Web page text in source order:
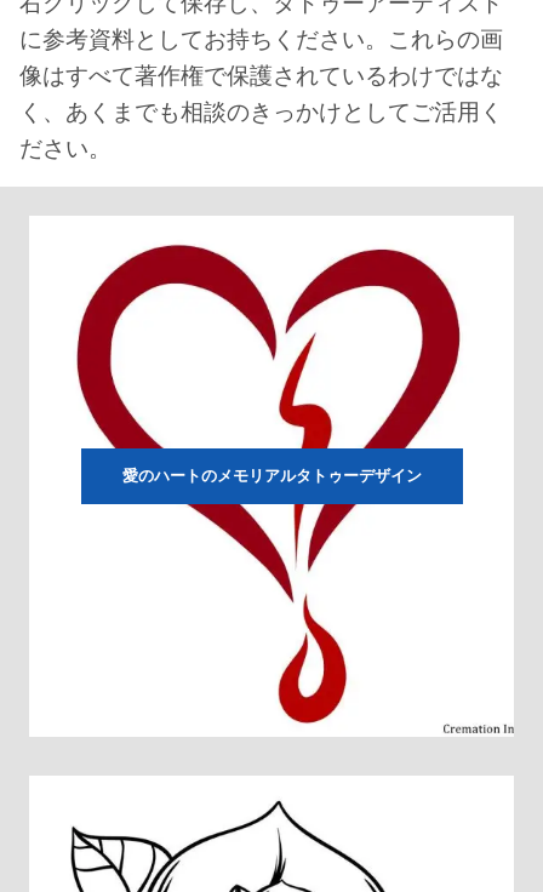
に参考資料としてお持ちください。これらの画
像はすべて著作権で保護されているわけではな
く、あくまでも相談のきっかけとしてご活用く
ださい。
愛のハートのメモリアルタトゥーデザイン